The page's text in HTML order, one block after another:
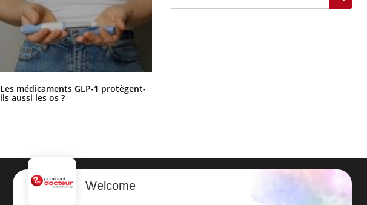
Les médicaments GLP-1 protègent-
ils aussi les os ?
NEWSLETTER
Welcome